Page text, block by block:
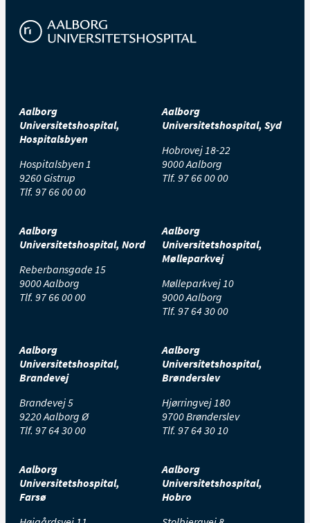
Aalborg
Universitetshospital,
Hospitalsbyen
Hospitalsbyen 1
9260 Gistrup
Tlf. 97 66 00 00
Aalborg
Universitetshospital, Syd
Hobrovej 18-22
9000 Aalborg
Tlf. 97 66 00 00
Aalborg
Universitetshospital, Nord
Reberbansgade 15
9000 Aalborg
Tlf. 97 66 00 00
Aalborg
Universitetshospital,
Mølleparkvej
Mølleparkvej 10
9000 Aalborg
Tlf. 97 64 30 00
Aalborg
Universitetshospital,
Brandevej
Brandevej 5
9220 Aalborg Ø
Tlf. 97 64 30 00
Aalborg
Universitetshospital,
Brønderslev
Hjørringvej 180
9700 Brønderslev
Tlf. 97 64 30 10
Aalborg
Universitetshospital,
Farsø
Aalborg
Universitetshospital,
Hobro